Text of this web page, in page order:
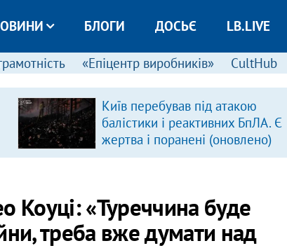
БЛОГИ ДОСЬЄ LB.LIVE
«Епіцентр виробників» CultHub
Київ перебував під атакою
балістики і реактивних БпЛА. Є
жертва і поранені (оновлено)
Коуці: «Туреччина буде
треба вже думати над